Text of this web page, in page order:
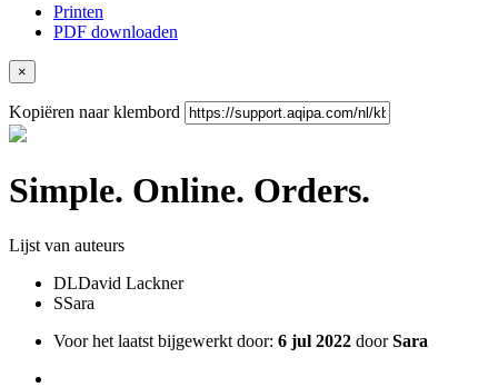
Printen
PDF downloaden
×
Kopiëren naar klembord
Simple. Online. Orders.
Lijst van auteurs
DLDavid Lackner
SSara
Voor het laatst bijgewerkt door: 6 jul 2022 doorSara